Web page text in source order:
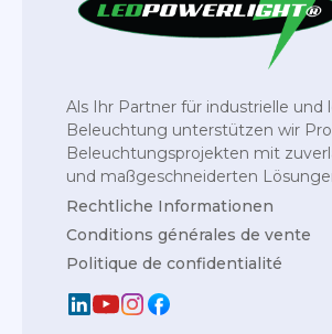
Als Ihr Partner für industrielle und
Beleuchtung unterstützen wir
Beleuchtungsprojekten mit
und maßgeschneiderten
Rechtliche Informationen
Conditions générales de vente
Politique de confidentialité